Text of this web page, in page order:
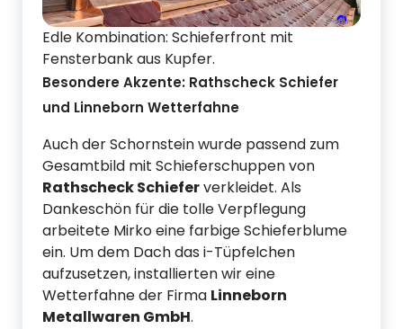
Edle Kombination: Schieferfront mit
Fensterbank aus Kupfer.
Besondere Akzente: Rathscheck Schiefer
und Linneborn Wetterfahne
Auch der Schornstein wurde passend zum
Gesamtbild mit Schieferschuppen von
Rathscheck Schieferverkleidet. Als
Dankeschön für die tolle Verpflegung
arbeitete Mirko eine farbige Schieferblume
ein. Um dem Dach das i-Tüpfelchen
aufzusetzen, installierten wir eine
Wetterfahne der Firma Linneborn
Metallwaren GmbH.